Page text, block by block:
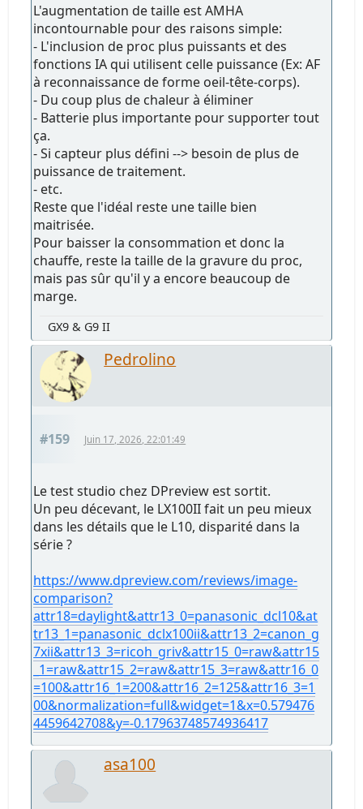
L'augmentation de taille est AMHA
incontournable pour des raisons simple:
- L'inclusion de proc plus puissants et des
fonctions IA qui utilisent celle puissance (Ex: AF
à reconnaissance de forme oeil-tête-corps).
- Du coup plus de chaleur à éliminer
- Batterie plus importante pour supporter tout
ça.
- Si capteur plus défini --> besoin de plus de
puissance de traitement.
- etc.
Reste que l'idéal reste une taille bien
maitrisée.
Pour baisser la consommation et donc la
chauffe, reste la taille de la gravure du proc,
mais pas sûr qu'il y a encore beaucoup de
marge.
GX9 & G9 II
Pedrolino
#159 Juin 17, 2026, 22:01:49
Le test studio chez DPreview est sortit.
Un peu décevant, le LX100II fait un peu mieux
dans les détails que le L10, disparité dans la
série ?
https://www.dpreview.com/reviews/image-
comparison?
attr18=daylight&attr13_0=panasonic_dcl10&at
tr13_1=panasonic_dclx100ii&attr13_2=canon_g
7xii&attr13_3=ricoh_griv&attr15_0=raw&attr15
_1=raw&attr15_2=raw&attr15_3=raw&attr16_0
=100&attr16_1=200&attr16_2=125&attr16_3=1
00&normalization=full&widget=1&x=0.579476
4459642708&y=-0.17963748574936417
asa100